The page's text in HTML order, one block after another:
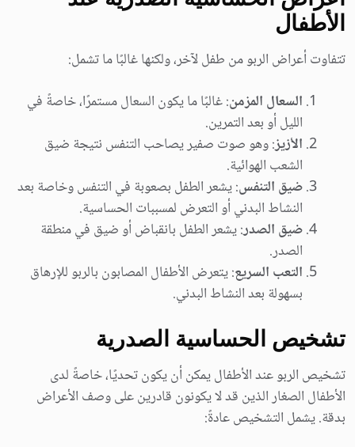
الأطفال
تتفاوت أعراض الربو من طفل لآخر، ولكنها غالبًا ما تشمل:
السعال المزمن: غالبًا ما يكون السعال مستمرًا، خاصةً في
الليل أو بعد التمرين.
الأزيز: وهو صوت صفير يصاحب التنفس نتيجة ضيق
الشعب الهوائية.
ضيق التنفس: يشعر الطفل بصعوبة في التنفس وخاصة بعد
النشاط البدني أو التعرض لمسببات الحساسية.
ضيق الصدر: يشعر الطفل بانقباض أو ضيق في منطقة
الصدر.
التعب السريع: يتعرض الأطفال المصابون بالربو للإرهاق
بسهولة بعد النشاط البدني.
تشخيص الحساسية الصدرية
تشخيص الربو عند الأطفال يمكن أن يكون تحديًا، خاصةً لدى
الأطفال الصغار الذين قد لا يكونون قادرين على وصف الأعراض
بدقة. يشمل التشخيص عادةً: